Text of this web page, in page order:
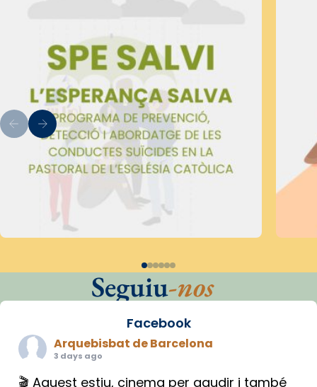
Seguiu-nos
Facebook
Arquebisbat de Barcelona
3 days ago
🎬 Aquest estiu, cinema per gaudir i també